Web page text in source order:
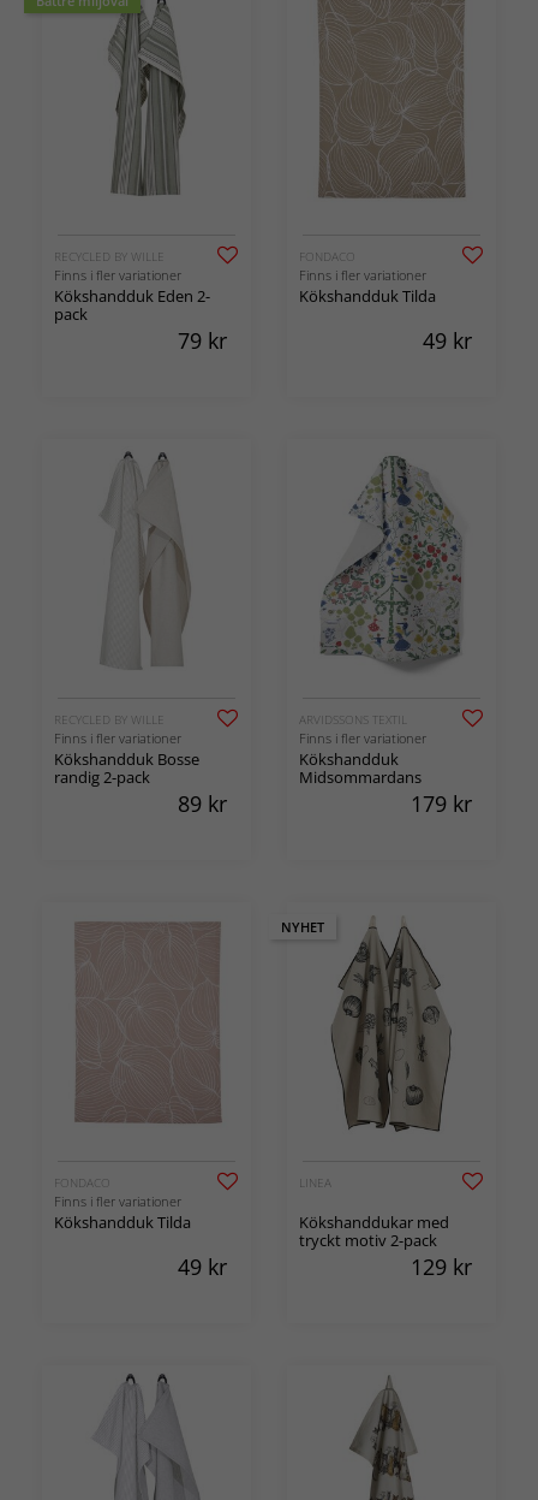
RECYCLED BY WILLE
Finns i fler variationer
Kökshandduk Eden 2-
pack
79 kr
FONDACO
Finns i fler variationer
Kökshandduk Tilda
49 kr
RECYCLED BY WILLE
Finns i fler variationer
Kökshandduk Bosse
randig 2-pack
89 kr
ARVIDSSONS TEXTIL
Finns i fler variationer
Kökshandduk
Midsommardans
179 kr
FONDACO
Finns i fler variationer
Kökshandduk Tilda
49 kr
NYHET
LINEA
Kökshanddukar med
tryckt motiv 2-pack
129 kr